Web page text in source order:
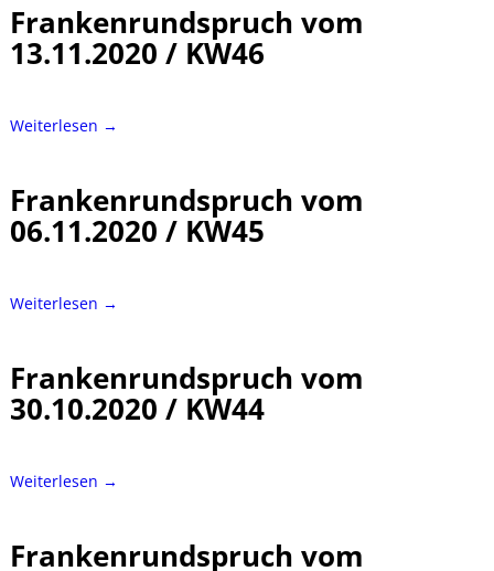
Frankenrundspruch vom
13.11.2020 / KW46
Weiterlesen →
Frankenrundspruch vom
06.11.2020 / KW45
Weiterlesen →
Frankenrundspruch vom
30.10.2020 / KW44
Weiterlesen →
Frankenrundspruch vom